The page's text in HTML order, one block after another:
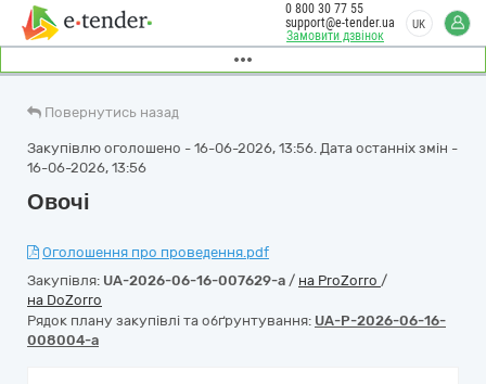
Замовити дзвінок
0 800 30 77 55
support@e-tender.ua
UK
Повернутись назад
Закупівлю оголошено - 16-06-2026, 13:56. Дата останніх змін -
16-06-2026, 13:56
Овочі
Оголошення про проведення.pdf
Закупівля: UA-2026-06-16-007629-a / на ProZorro /
на DoZorro
Рядок плану закупівлі та обґрунтування: UA-P-2026-06-16-
008004-a